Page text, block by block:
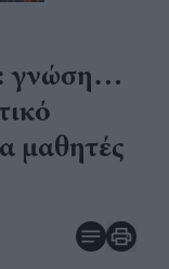
γνώση…
μαθητές